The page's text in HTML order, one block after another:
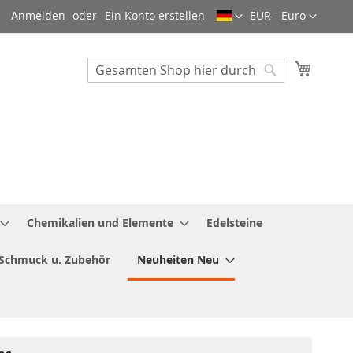
Währung
EUR - Euro
Sprache
Anmelden Ein Konto erstellen
Search
Chemikalien und Elemente Edelsteine
u. Zubehör Neuheiten Neu